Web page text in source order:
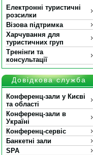
Електронні туристичні
розсилки
Візова підтримка
Харчування для
туристичних груп
Тренінги та
консультації
Довідкова служба
Конференц-зали у Києві
та області
Конференц-зали в
Україні
Конференц-сервіс
Банкетні зали
SPA